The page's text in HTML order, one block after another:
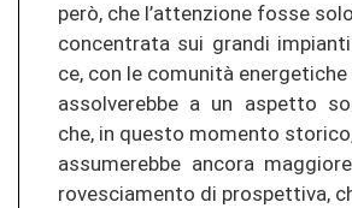
però, che l’at­ten­zio­ne fosse solo
con­cen­tra­ta sui gran­di
ce, con le comunità ener­geti­che
as­sol­ve­reb­be a un as­pet­to
che, in ques­to mo­men­to
as­su­me­reb­be an­co­ra
ro­ve­scia­men­to di pro­s­pet­ti­va,